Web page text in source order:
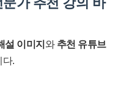
설 이미지 와 추천 유튜브
다.